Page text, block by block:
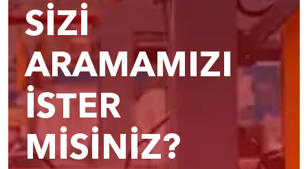
SİZİ
ARAMAMIZI
İSTER
MİSİNİZ?